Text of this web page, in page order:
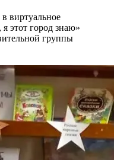
виртуальное
этот город знаю»
группы